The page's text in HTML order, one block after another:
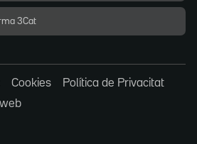
3Cat
Cookies
Política de Privacitat